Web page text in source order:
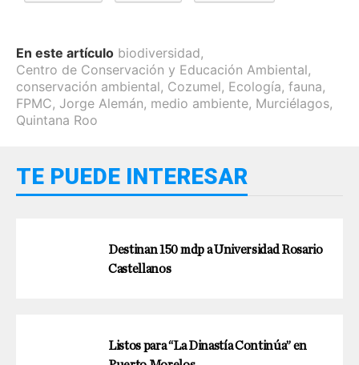
En este artículo biodiversidad,
Centro de Conservación y Educación Ambiental,
conservación ambiental, Cozumel, Ecología, fauna,
FPMC, Jorge Alemán, medio ambiente, Murciélagos,
Quintana Roo
TE PUEDE INTERESAR
Destinan 150 mdp a Universidad Rosario
Castellanos
Listos para “La Dinastía Continúa” en